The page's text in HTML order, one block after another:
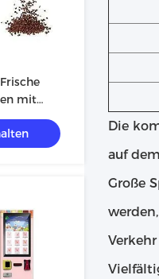
mit
Die
auf
Große